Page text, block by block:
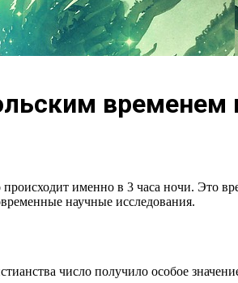
временем
именно в 3 часа ночи. Это
научные исследования.
число получило особое